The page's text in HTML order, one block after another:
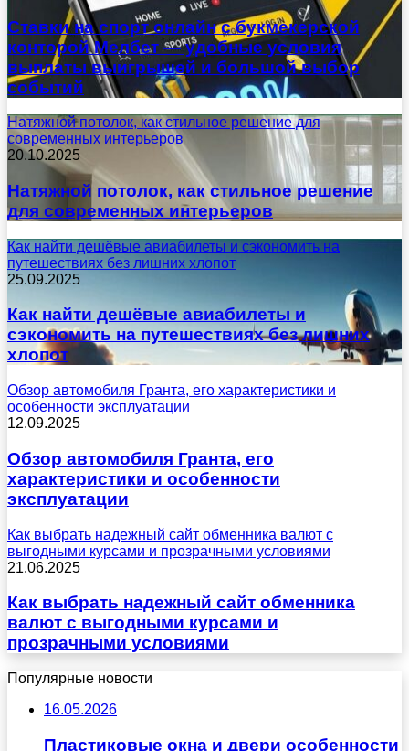
Ставки на спорт онлайн с букмекерской
конторой Мелбет — удобные условия
выплаты выигрышей и большой выбор
событий
Натяжной потолок, как стильное решение для
современных интерьеров
20.10.2025
Натяжной потолок, как стильное решение
для современных интерьеров
Как найти дешёвые авиабилеты и сэкономить на
путешествиях без лишних хлопот
25.09.2025
Как найти дешёвые авиабилеты и
сэкономить на путешествиях без лишних
хлопот
Обзор автомобиля Гранта, его характеристики и
особенности эксплуатации
12.09.2025
Обзор автомобиля Гранта, его
характеристики и особенности
эксплуатации
Как выбрать надежный сайт обменника валют с
выгодными курсами и прозрачными условиями
21.06.2025
Как выбрать надежный сайт обменника
валют с выгодными курсами и
прозрачными условиями
Популярные новости
16.05.2026
Пластиковые окна и двери особенности